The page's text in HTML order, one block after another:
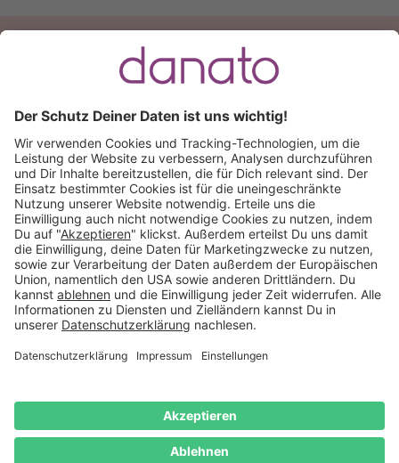
Du hast eine Frage?
+49 (0) 511 51 56 0300
schreib uns eineE-Mail
Käuferschutz inklusive Kauf auf Rechnung
Mitglied im:
Deutschland
Datenschutz Widerrufsrecht
widerrufen